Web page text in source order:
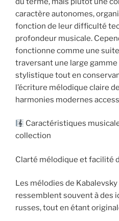
caractère autonomes,
fonction de leur difficulté
profondeur musicale.
fonctionne comme une
traversant une large
stylistique tout en
l’écriture mélodique claire
harmonies modernes
Caractéristiques
collection
Clarté mélodique et facilité
Les mélodies de
ressemblent souvent à des
russes, tout en étant